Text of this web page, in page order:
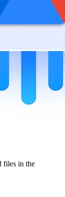
files in the